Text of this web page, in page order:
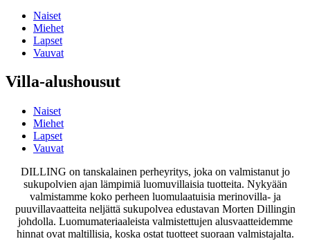
Naiset
Miehet
Lapset
Vauvat
Villa-alushousut
Naiset
Miehet
Lapset
Vauvat
DILLING on tanskalainen perheyritys, joka on valmistanut jo
sukupolvien ajan lämpimiä luomuvillaisia tuotteita. Nykyään
valmistamme koko perheen luomulaatuisia merinovilla- ja
puuvillavaatteita neljättä sukupolvea edustavan Morten Dillingin
johdolla. Luomumateriaaleista valmistettujen alusvaatteidemme
hinnat ovat maltillisia, koska ostat tuotteet suoraan valmistajalta.